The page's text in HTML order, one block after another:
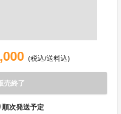
(税込/送料込)
売終了
次発送予定